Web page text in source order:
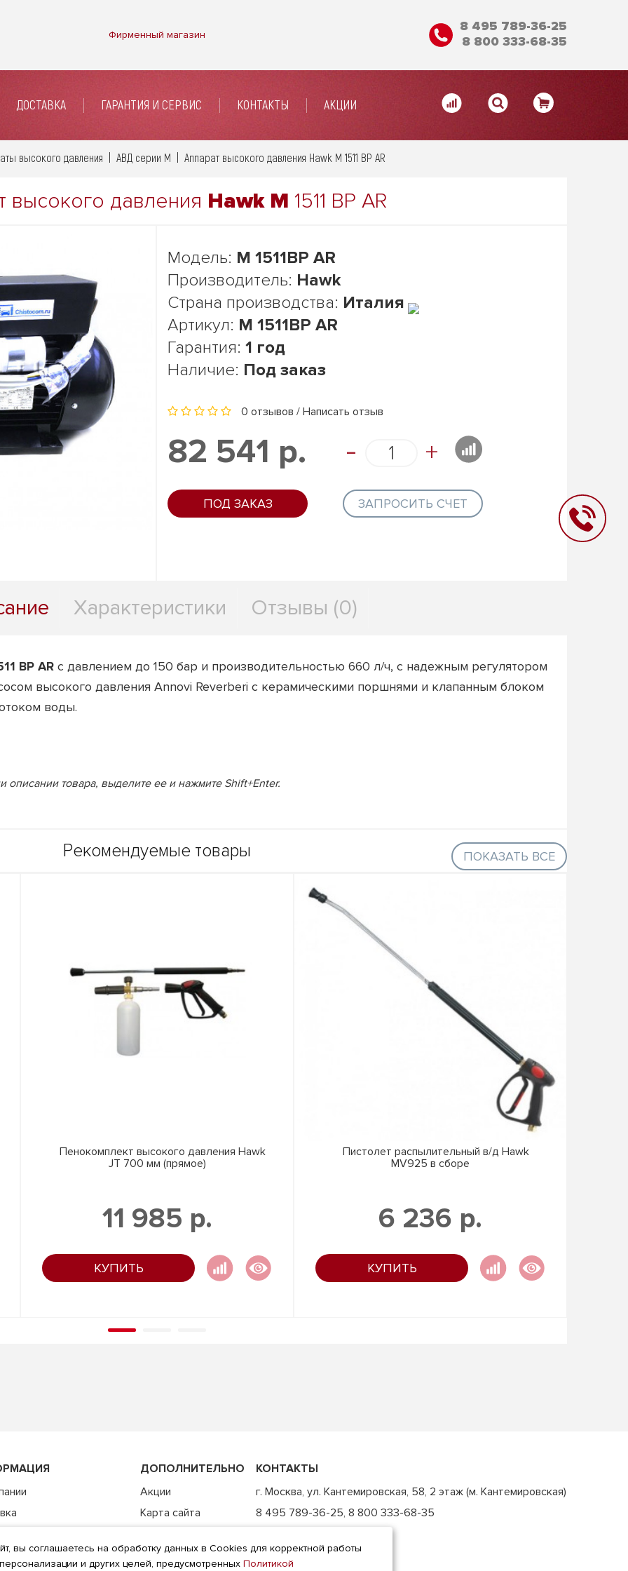
Фирменный магазин
8 495 789-36-25
8 800 333-68-35
ДОСТАВКА ГАРАНТИЯ И СЕРВИС КОНТАКТЫ АКЦИИ
высокого давления АВД серии М Аппарат высокого давления Hawk M 1511 BP AR
высокого давления Hawk M 1511 BP AR
Модель: M 1511BP AR
Производитель: Hawk
Страна производства: Италия
Артикул: M 1511BP AR
Гарантия: 1 год
Наличие: Под заказ
0 отзывов / Написать отзыв
82 541 р. - +
ПОД ЗАКАЗ ЗАПРОСИТЬ СЧЕТ
Характеристики Отзывы (0)
BP AR с давлением до 150 бар и производительностью 660 л/ч, с надежным регулятором
высокого давления Annovi Reverberi с керамическими поршнями и клапанным блоком
воды.
товара, выделите ее и нажмите Shift+Enter.
Рекомендуемые товары ПОКАЗАТЬ ВСЕ
Пенокомплект высокого давления Hawk
JT 700 мм (прямое)
11 985 р.
КУПИТЬ
Пистолет распылительный в/д Hawk
MV925 в сборе
6 236 р.
КУПИТЬ
возврата
ДОПОЛНИТЕЛЬНО
Акции
Карта сайта
КОНТАКТЫ
г. Москва, ул. Кантемировская, 58, 2 этаж (м. Кантемировская)
8 495 789-36-25, 8 800 333-68-35
пн - пт: 10:00 — 20:00
вы соглашаетесь на обработку данных в Cookies для корректной работы
и других целей, предусмотренных Политикой